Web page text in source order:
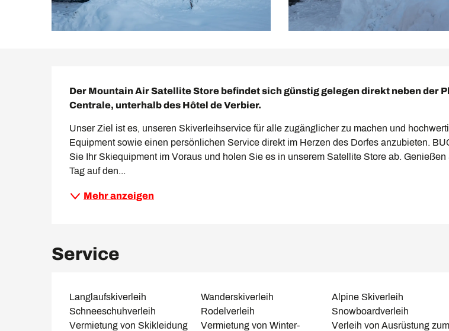
Der Mountain Air Satellite Store befindet sich günstig gelegen direkt neben der
Centrale, unterhalb des Hôtel de Verbier.
Unser Ziel ist es, unseren Skiverleihservice für alle zugänglicher zu machen und
Equipment sowie einen persönlichen Service direkt im Herzen des Dorfes anzubieten.
Sie Ihr Skiequipment im Voraus und holen Sie es in unserem Satellite Store ab. Genießen
Tag auf den...
Mehr anzeigen
Service
Langlaufskiverleih Wanderskiverleih
Alpine Skiverleih
Schneeschuhverleih
Rodelverleih
Snowboardverleih
Vermietung von Skikleidung
Vermietung von Winter-
Verleih von Ausrüstung zum